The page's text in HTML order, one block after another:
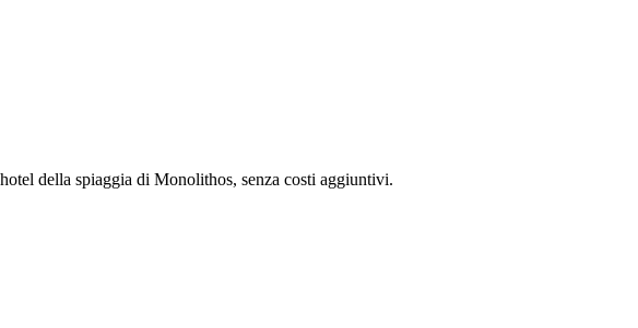
della spiaggia di Monolithos, senza costi aggiuntivi.